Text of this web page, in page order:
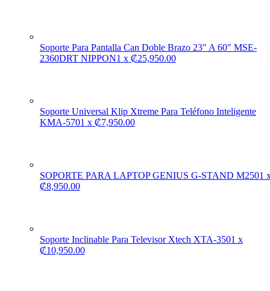
Soporte Para Pantalla Can Doble Brazo 23″ A 60″ MSE-
2360DRT NIPPON1 x ₡25,950.00
Soporte Universal Klip Xtreme Para Teléfono Inteligente
KMA-5701 x ₡7,950.00
SOPORTE PARA LAPTOP GENIUS G-STAND M2501
₡8,950.00
Soporte Inclinable Para Televisor Xtech XTA-3501 x
₡10,950.00